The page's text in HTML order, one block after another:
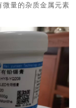
量的杂质金属元素